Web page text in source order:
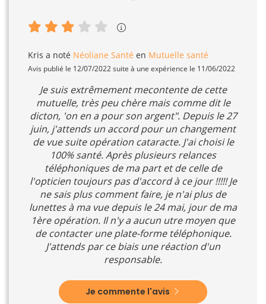
Kris a noté Néoliane Santé en Mutuelle santé
Avis publié le 12/07/2022 suite à une expérience le 11/06/2022
Je suis extrêmement mecontente de cette
mutuelle, très peu chère mais comme dit le
dicton, 'on en a pour son argent". Depuis le 27
juin, j'attends un accord pour un changement
de vue suite opération cataracte. J'ai choisi le
100% santé. Après plusieurs relances
téléphoniques de ma part et de celle de
l'opticien toujours pas d'accord à ce jour !!!!! Je
ne sais plus comment faire, je n'ai plus de
lunettes à ma vue depuis le 24 mai, jour de ma
1ère opération. Il n'y a aucun utre moyen que
de contacter une plate-forme téléphonique.
J'attends par ce biais une réaction d'un
responsable.
Je commente l'avis